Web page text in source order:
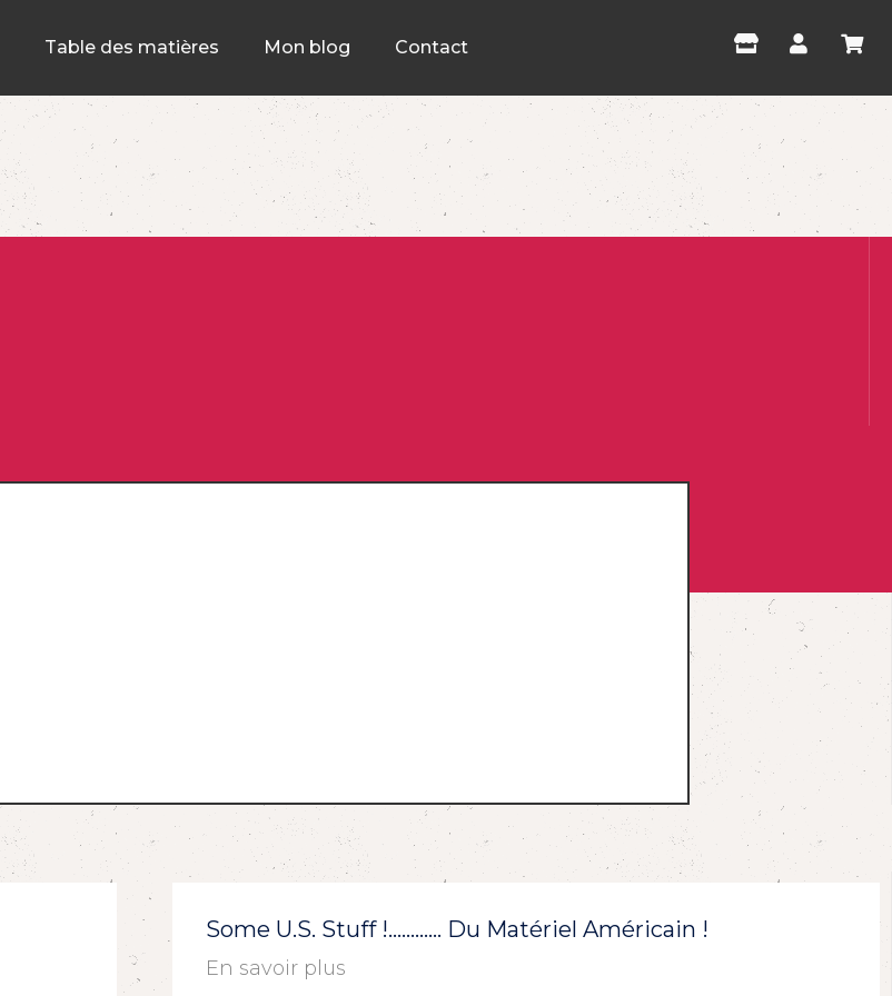
Table des matières Mon blog Contact
Some U.S. Stuff !………… Du Matériel Américain !
En savoir plus